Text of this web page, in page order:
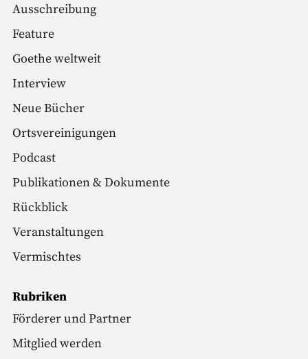
Ausschreibung
Feature
Goethe weltweit
Interview
Neue Bücher
Ortsvereinigungen
Podcast
Publikationen & Dokumente
Rückblick
Veranstaltungen
Vermischtes
Rubriken
Förderer und Partner
Mitglied werden